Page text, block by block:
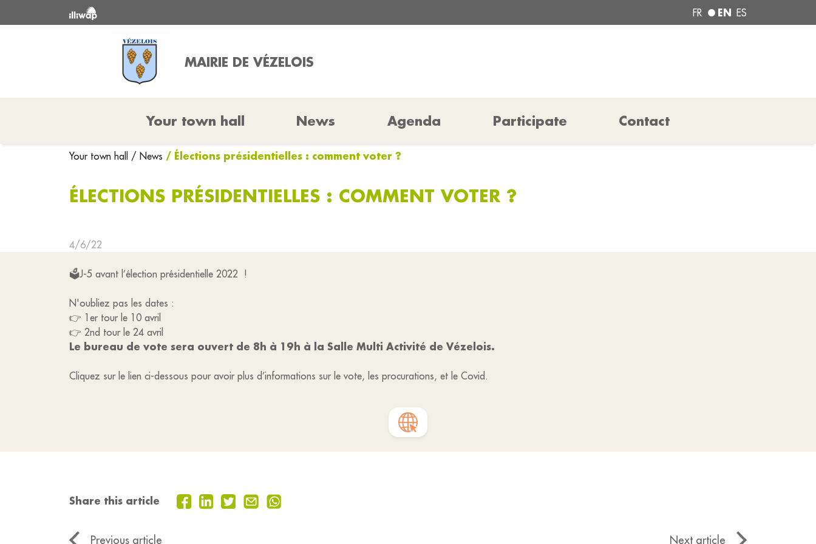
FR EN ES
MAIRIE DE VÉZELOIS
Your town hall News Agenda Participate Contact
Your town hall / News / Élections présidentielles : comment voter ?
ÉLECTIONS PRÉSIDENTIELLES : COMMENT VOTER ?
4/6/22
🗳J-5 avant l’élection présidentielle 2022 !
N'oubliez pas les dates :
👉 1er tour le 10 avril
👉 2nd tour le 24 avril
Le bureau de vote sera ouvert de 8h à 19h à la Salle Multi Activité de Vézelois.
Cliquez sur le lien ci-dessous pour avoir plus d’informations sur le vote, les procurations, et le Covid.
Share this article
Previous article Next article